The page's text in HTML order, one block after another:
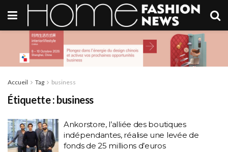
Accueil Tag business
Étiquette : business
Ankorstore, l’alliée des boutiques
indépendantes, réalise une levée de
fonds de 25 millions d’euros